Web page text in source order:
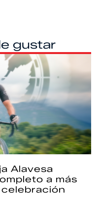
gustar
Alavesa
a más